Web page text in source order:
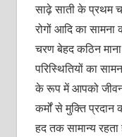
साढ़े साती के प्रथम
रोगों आदि का
चरण बेहद कठिन
परिस्थितियों का
के रूप में आपको
कर्मों से मुक्ति
हद तक सामान्य